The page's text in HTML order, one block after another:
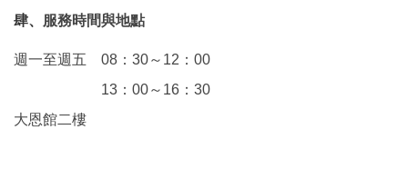
肆、 服務時間與地點
週一至週五 08：30～12：00
13：00～16：30
大恩館二樓